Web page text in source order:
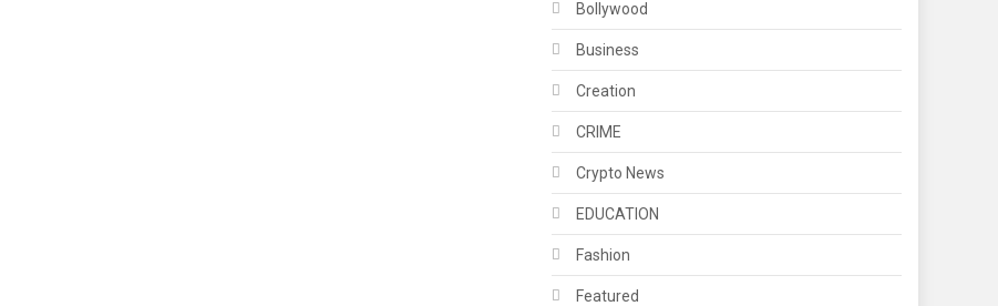
Bollywood
Business
Creation
CRIME
Crypto News
EDUCATION
Fashion
Featured